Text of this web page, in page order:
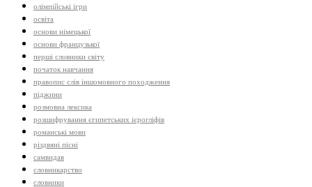
олімпійські ігри
освіта
основи німецької
основи французької
перші словники світу
початок навчання
правопис слів іншомовного походження
піджини
розмовна лексика
розшифрування єгипетських ієрогліфів
романські мови
різдвяні пісні
самвидав
словникарство
словники